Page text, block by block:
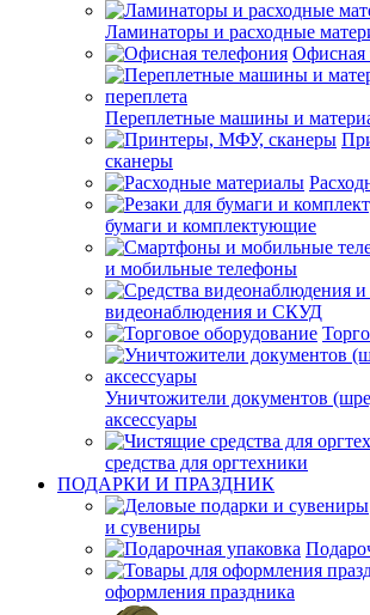
Ламинаторы и расходные
Офисная
Переплетные машины и
сканеры
бумаги и комплектующие
и мобильные телефоны
видеонаблюдения и СКУД
Уничтожители документов
аксессуары
средства для оргтехники
ПОДАРКИ И ПРАЗДНИК
и сувениры
оформления праздника